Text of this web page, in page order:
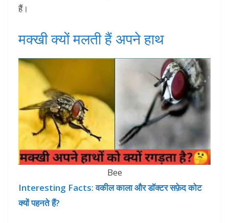
हैं।
मक्खी क्यों मलती हैं अपने हाथ
Bee
Interesting Facts: वकील काला और डॉक्टर सफ़ेद कोट
क्यों पहनते हैं?